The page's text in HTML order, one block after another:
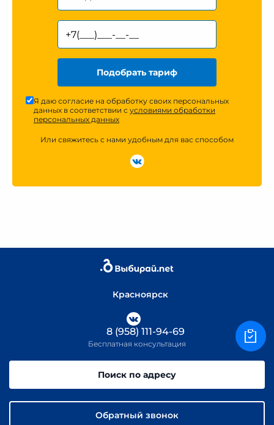
Подобрать тариф
Я даю согласие на обработку своих персональных
данных в соответствии с условиями обработки
персональных данных
Или свяжитесь с нами удобным для вас способом
Красноярск
8 (958) 111-94-69
Бесплатная консультация
Поиск по адресу
Обратный звонок